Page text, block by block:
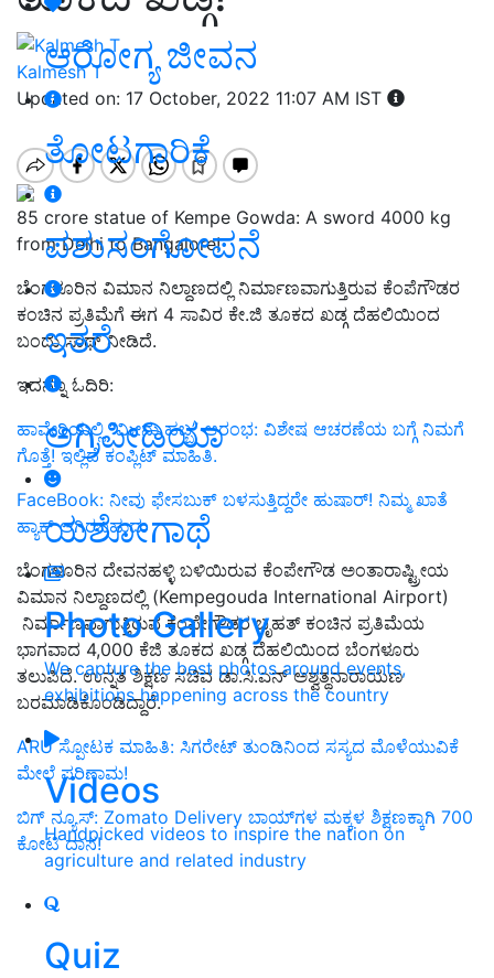
ಆರೋಗ್ಯ ಜೀವನ
ತೋಟಗಾರಿಕೆ
ಪಶುಸಂಗೋಪನೆ
ಇತರೆ
ಅಗ್ರಿಪೀಡಿಯಾ
ಯಶೋಗಾಥೆ
Photo Gallery
We capture the best photos around events,
exhibitions happening across the country
Videos
Handpicked videos to inspire the nation on
agriculture and related industry
Quiz
Kalmesh T
Updated on: 17 October, 2022 11:07 AM IST
85 crore statue of Kempe Gowda: A sword 4000 kg
from Delhi to Bangalore!
ಬೆಂಗಳೂರಿನ ವಿಮಾನ ನಿಲ್ದಾಣದಲ್ಲಿ ನಿರ್ಮಾಣವಾಗುತ್ತಿರುವ ಕೆಂಪೆಗೌಡರ
ಕಂಚಿನ ಪ್ರತಿಮೆಗೆ ಈಗ 4 ಸಾವಿರ ಕೇ.ಜಿ ತೂಕದ ಖಡ್ಗ ದೆಹಲಿಯಿಂದ
ಬಂದು ಸಾಥ್‌ ನೀಡಿದೆ.
ಇದನ್ನೂ ಓದಿರಿ:
ಹಾವೇರಿಯಲ್ಲಿ “ಮೀನು ಹಬ್ಬ” ಆರಂಭ: ವಿಶೇಷ ಆಚರಣೆಯ ಬಗ್ಗೆ ನಿಮಗೆ
ಗೊತ್ತೆ! ಇಲ್ಲಿದೆ ಕಂಪ್ಲಿಟ್ ಮಾಹಿತಿ.
FaceBook: ನೀವು ಫೇಸಬುಕ್ ಬಳಸುತ್ತಿದ್ದರೇ ಹುಷಾರ್! ನಿಮ್ಮ ಖಾತೆ
ಹ್ಯಾಕ್ ಆಗಿರಬಹುದು
ಬೆಂಗಳೂರಿನ ದೇವನಹಳ್ಳಿ ಬಳಿಯಿರುವ ಕೆಂಪೇಗೌಡ ಅಂತಾರಾಷ್ಟ್ರೀಯ
ವಿಮಾನ ನಿಲ್ದಾಣದಲ್ಲಿ (Kempegouda International Airport)
ನಿರ್ಮಾಣವಾಗುತ್ತಿರುವ ಕೆಂಪೇಗೌಡರ ಬೃಹತ್ ಕಂಚಿನ ಪ್ರತಿಮೆಯ
ಭಾಗವಾದ 4,000 ಕೆಜಿ ತೂಕದ ಖಡ್ಗ ದೆಹಲಿಯಿಂದ ಬೆಂಗಳೂರು
ತಲುಪಿದೆ. ಉನ್ನತ ಶಿಕ್ಷಣ ಸಚಿವ ಡಾ.ಸಿ.ಎನ್ ಅಶ್ವತ್ಥನಾರಾಯಣ
ಬರಮಾಡಿಕೊಂಡಿದ್ದಾರೆ.
ARU ಸ್ಪೋಟಕ ಮಾಹಿತಿ: ಸಿಗರೇಟ್ ತುಂಡಿನಿಂದ ಸಸ್ಯದ ಮೊಳೆಯುವಿಕೆ
ಮೇಲೆ ಪರಿಣಾಮ!
ಬಿಗ್ ನ್ಯೂಸ್: Zomato Delivery ಬಾಯ್‌ಗಳ ಮಕ್ಕಳ ಶಿಕ್ಷಣಕ್ಕಾಗಿ 700
ಕೋಟಿ ದಾನ!